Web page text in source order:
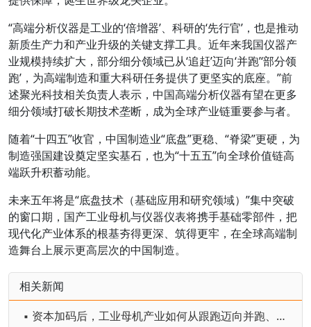
“高端分析仪器是工业的‘倍增器’、科研的‘先行官’，也是推动
新质生产力和产业升级的关键支撑工具。近年来我国仪器产
业规模持续扩大，部分细分领域已从‘追赶’迈向‘并跑’‘部分领
跑’，为高端制造和重大科研任务提供了更坚实的底座。”前
述聚光科技相关负责人表示，中国高端分析仪器有望在更多
细分领域打破长期技术垄断，成为全球产业链重要参与者。
随着“十四五”收官，中国制造业“底盘”更稳、“脊梁”更硬，为
制造强国建设奠定坚实基石，也为“十五五”向全球价值链高
端跃升积蓄动能。
未来五年将是“底盘技术（基础应用和研究领域）”集中突破
的窗口期，国产工业母机与仪器仪表将携手基础零部件，把
现代化产业体系的根基夯得更深、筑得更牢，在全球高端制
造舞台上展示更高层次的中国制造。
相关新闻
▪ 资本加码后，工业母机产业如何从跟跑迈向并跑、领跑？